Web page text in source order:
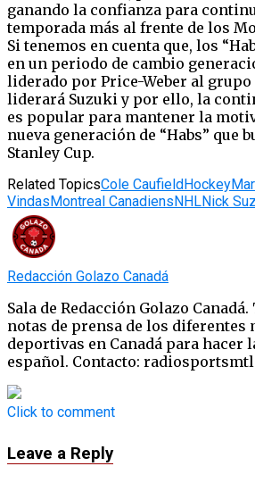
ganando la confianza para
temporada más al frente de los
Si tenemos en cuenta que, los
en un periodo de cambio
liderado por Price-Weber al grupo
liderará Suzuki y por ello, la
es popular para mantener la
nueva generación de “Habs” que
Stanley Cup.
Related TopicsCole Caufield Hockey
Vindas Montreal Canadiens NHLNick
Redacción Golazo Canadá
Sala de Redacción Golazo
notas de prensa de los diferentes
deportivas en Canadá para hacer
español. Contacto:
Click to comment
Leave a Reply